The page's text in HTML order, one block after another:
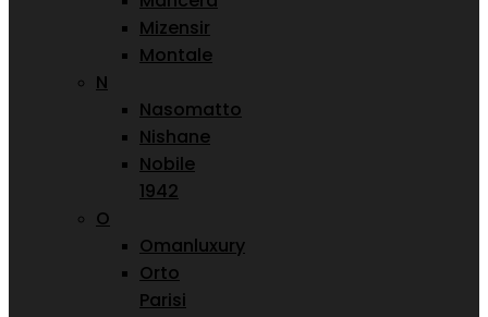
Mizensir
Montale
N
Nasomatto
Nishane
Nobile
1942
O
Omanluxury
Orto
Parisi